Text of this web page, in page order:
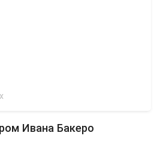
Ивана Бакеро